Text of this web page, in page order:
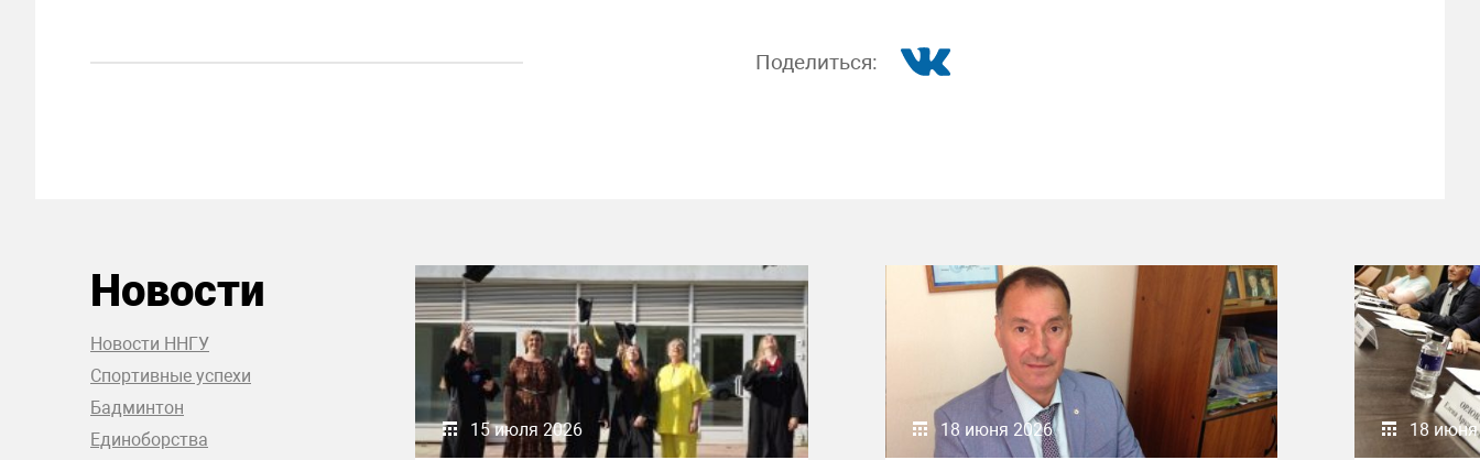
Поделиться:
Новости
Новости ННГУ
Спортивные успехи
Бадминтон
Единоборства
15 июля 2026 18 июня 2026 18